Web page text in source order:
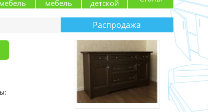
мебель
мебель
детской
Распродажа